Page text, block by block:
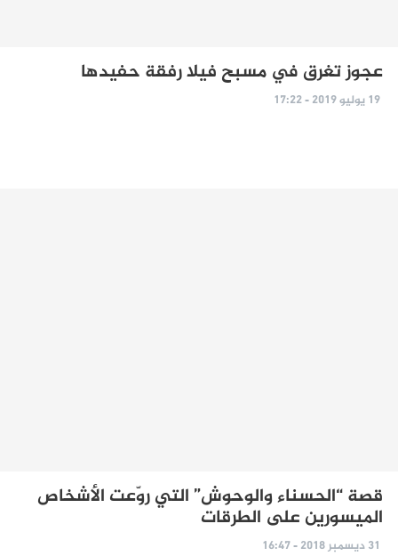
عجوز تغرق في مسبح فيلا رفقة حفيدها
19 يوليو 2019 - 17:22
قصة “الحسناء والوحوش” التي روّعت الأشخاص
الميسورين على الطرقات
31 ديسمبر 2018 - 16:47